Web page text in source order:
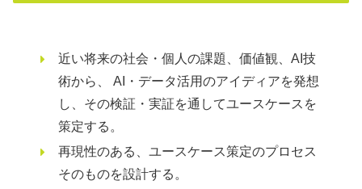
近い将来の社会・個人の課題、価値観、AI技
術から、 AI・データ活用のアイディアを発想
し、その検証・実証を通してユースケースを
策定する。
再現性のある、ユースケース策定のプロセス
そのものを設計する。